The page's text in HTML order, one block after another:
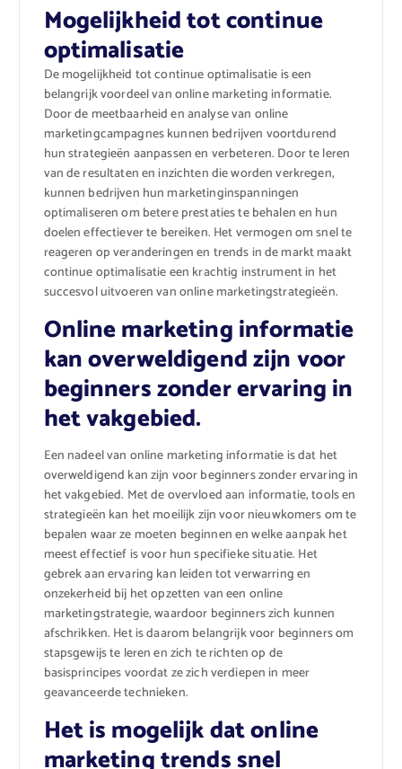
Mogelijkheid tot continue
optimalisatie
De mogelijkheid tot continue optimalisatie is een
belangrijk voordeel van online marketing informatie.
Door de meetbaarheid en analyse van online
marketingcampagnes kunnen bedrijven voortdurend
hun strategieën aanpassen en verbeteren. Door te leren
van de resultaten en inzichten die worden verkregen,
kunnen bedrijven hun marketinginspanningen
optimaliseren om betere prestaties te behalen en hun
doelen effectiever te bereiken. Het vermogen om snel te
reageren op veranderingen en trends in de markt maakt
continue optimalisatie een krachtig instrument in het
succesvol uitvoeren van online marketingstrategieën.
Online marketing informatie
kan overweldigend zijn voor
beginners zonder ervaring in
het vakgebied.
Een nadeel van online marketing informatie is dat het
overweldigend kan zijn voor beginners zonder ervaring in
het vakgebied. Met de overvloed aan informatie, tools en
strategieën kan het moeilijk zijn voor nieuwkomers om te
bepalen waar ze moeten beginnen en welke aanpak het
meest effectief is voor hun specifieke situatie. Het
gebrek aan ervaring kan leiden tot verwarring en
onzekerheid bij het opzetten van een online
marketingstrategie, waardoor beginners zich kunnen
afschrikken. Het is daarom belangrijk voor beginners om
stapsgewijs te leren en zich te richten op de
basisprincipes voordat ze zich verdiepen in meer
geavanceerde technieken.
Het is mogelijk dat online
marketing trends snel